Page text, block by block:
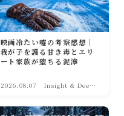
映画冷たい嘘の考察感想｜
我が子を護る甘き毒とエリ
ート家族が堕ちる泥濘
2026.08.07
Insight & Deep